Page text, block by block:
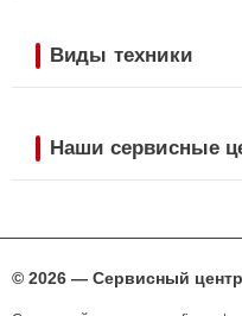
Виды техники
Наши сервисные
© 2026 — Сервисный